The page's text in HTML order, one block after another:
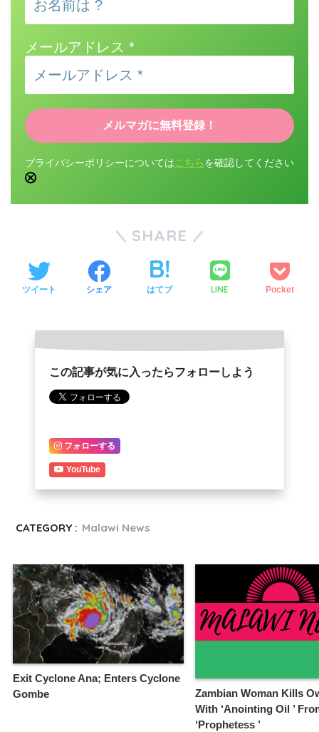
メールアドレス *
プライバシーポリシーについては こちら を確認してください
SHARE
ツイート シェア はてブ LINE Pocket
この記事が気に入ったらフォローしよう
フォローする
YouTube
CATEGORY : Malawi News
Exit Cyclone Ana; Enters Cyclone
Gombe
Zambian Woman Kills
With ‘Anointing Oil ’
‘Prophetess ’